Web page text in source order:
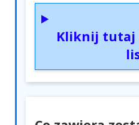
Kliknij tutaj